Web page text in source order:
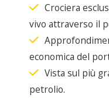
Crociera
vivo attraverso il
economica del
Vista sul più
petrolio.